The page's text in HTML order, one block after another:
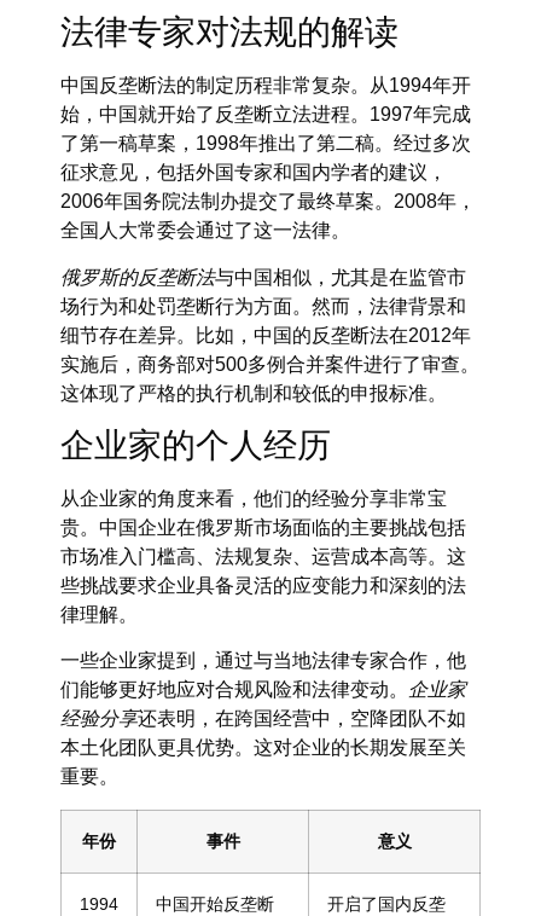
法律专家对法规的解读
中国反垄断法的制定历程非常复杂。从1994年开
始，中国就开始了反垄断立法进程。1997年完成
了第一稿草案，1998年推出了第二稿。经过多次
征求意见，包括外国专家和国内学者的建议，
2006年国务院法制办提交了最终草案。2008年，
全国人大常委会通过了这一法律。
俄罗斯的反垄断法与中国相似，尤其是在监管市
场行为和处罚垄断行为方面。然而，法律背景和
细节存在差异。比如，中国的反垄断法在2012年
实施后，商务部对500多例合并案件进行了审查。
这体现了严格的执行机制和较低的申报标准。
企业家的个人经历
从企业家的角度来看，他们的经验分享非常宝
贵。中国企业在俄罗斯市场面临的主要挑战包括
市场准入门槛高、法规复杂、运营成本高等。这
些挑战要求企业具备灵活的应变能力和深刻的法
律理解。
一些企业家提到，通过与当地法律专家合作，他
们能够更好地应对合规风险和法律变动。
企业家
经验分享还表明，在跨国经营中，空降团队不如
本土化团队更具优势。这对企业的长期发展至关
重要。
年份 事件 意义
1994
中国开始反垄断
开启了国内反垄